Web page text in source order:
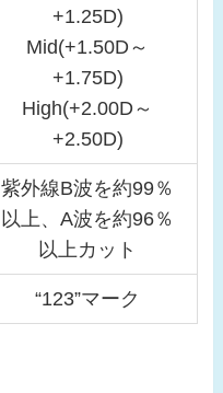
+1.25D)
Mid(+1.50D～
+1.75D)
High(+2.00D～
+2.50D)
紫外線B波を約99％
以上、A波を約96％
以上カット
“123”マーク